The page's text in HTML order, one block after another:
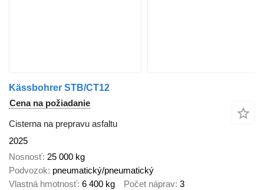
Kässbohrer STB/CT12
Cena na požiadanie
Cisterna na prepravu asfaltu
2025
Nosnosť 25 000 kg
Podvozok pneumatický/pneumatický
Vlastná hmotnosť 6 400 kg Počet náprav 3